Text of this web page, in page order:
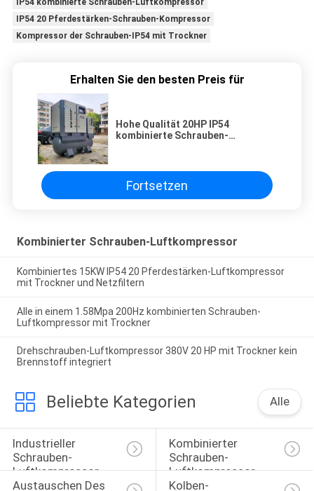
IP54 kombinierte Schrauben-Luftkompressor
IP54 20 Pferdestärken-Schrauben-Kompressor
Kompressor der Schrauben-IP54 mit Trockner
Erhalten Sie den besten Preis für
Hohe Qualität 20HP IP54
kombinierte Schrauben-
Fortsetzen
Kombinierter Schrauben-Luftkompressor
Kombiniertes 15KW IP54 20 Pferdestärken-Luftkompressor
mit Trockner und Netzfiltern
Alle in einem 1.58Mpa 200Hz kombinierten Schrauben-
Luftkompressor mit Trockner
Drehschrauben-Luftkompressor 380V 20 HP mit Trockner kein
Brennstoff integriert
Beliebte Kategorien Alle
Industrieller
Schrauben-
Luftkompressor
Kombinierter
Schrauben-
Luftkompressor
Austauschen Des
Kolben-